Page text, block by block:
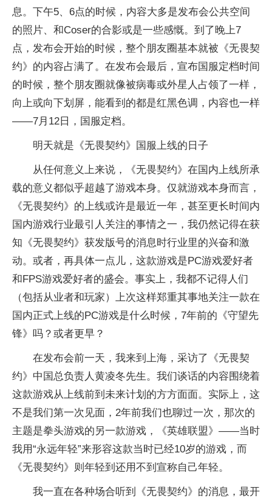
息。下午5、6点的时候，内容大多是发布会公共空间
的照片、和Coser的合影或是一些感慨。到了晚上7
点，发布会开始的时候，整个朋友圈基本就被《无畏契
约》的内容占满了。在发布会最后，宣布国服定档时间
的时候，整个朋友圈就像被病毒或外星人占领了一样，
向上或向下划屏，能看到的都是红黑色调，内容也一样
——7月12日，国服定档。
明天就是《无畏契约》国服上线的日子
从任何意义上来说，《无畏契约》在国内上线所承
载的意义都似乎超越了游戏本身。仅就游戏本身而言，
《无畏契约》的上线或许是最近一年，甚至更长时间内
国内游戏行业最引人关注的事情之一，我仍然记得在获
知《无畏契约》获发版号的消息时行业里的兴奋和激
动。或者，再具体一点儿，这款游戏是PC游戏爱好者
和FPS游戏爱好者的盛会。事实上，我都不记得人们
（包括从业者和玩家）上次这样郑重其事地关注一款在
国内正式上线的PC游戏是什么时候，7年前的《守望先
锋》吗？或者更早？
在发布会前一天，我来到上海，采访了《无畏契
约》中国总负责人黄凌冬先生。我们谈话的内容围绕着
这款游戏从上线前到未来计划的方方面面。实际上，这
不是我们第一次见面，2年前我们也聊过一次，那次的
主题是拳头游戏的另一款游戏，《英雄联盟》——当时
我用“永远年轻”来形容这款当时已经10岁的游戏，而
《无畏契约》则年轻到还用不到宣称自己年轻。
我一直在各种场合听到《无畏契约》的消息，最开